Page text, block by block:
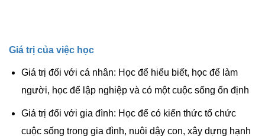
Giá trị của việc học
Giá trị đối với cá nhân: Học để hiểu biết, học để làm
người, học để lập nghiệp và có một cuộc sống ổn định
Giá trị đối với gia đình: Học để có kiến thức tổ chức
cuộc sống trong gia đình, nuôi dậy con, xây dựng hạnh